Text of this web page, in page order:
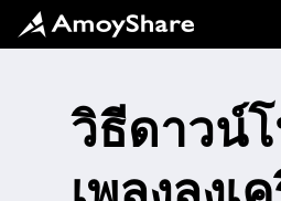
วิธีดาวน์